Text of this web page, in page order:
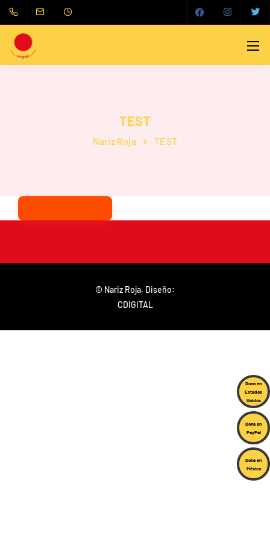
TEST
Nariz Roja TEST
© Nariz Roja. Diseño:
CDIGITAL
Dona en
México
Dona en
Estados
Unidos
Dona en
PayPal